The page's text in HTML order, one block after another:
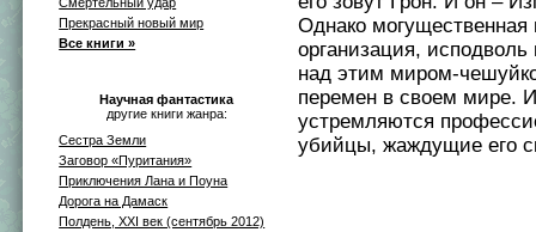
Прекрасный новый мир
Все книги »
Научная фантастика
другие книги жанра:
Сестра Земли
Заговор «Пуритания»
Приключения Лана и Поуна
Дорога на Дамаск
Полдень, XXI век (сентябрь 2012)
Однако могущественная
организация,
над этим миром-
перемен в своем мире.
устремляются
убийцы, жаждущие его